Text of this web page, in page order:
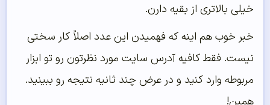
خیلی بالاتری از بقیه دارن.
خبر خوب هم اینه که فهمیدن این عدد اصلاً کار سختی
نیست. فقط کافیه آدرس سایت مورد نظرتون رو تو ابزار
مربوطه وارد کنید و در عرض چند ثانیه نتیجه رو ببینید.
همین!